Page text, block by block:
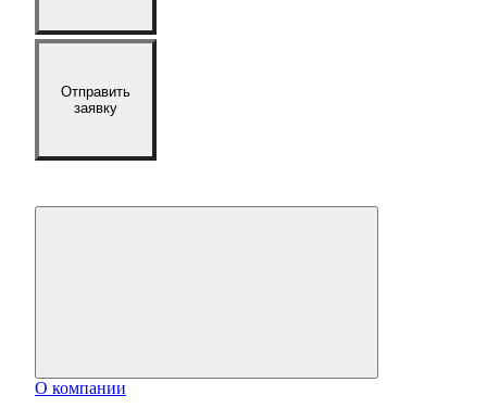
Отправить
заявку
О компании